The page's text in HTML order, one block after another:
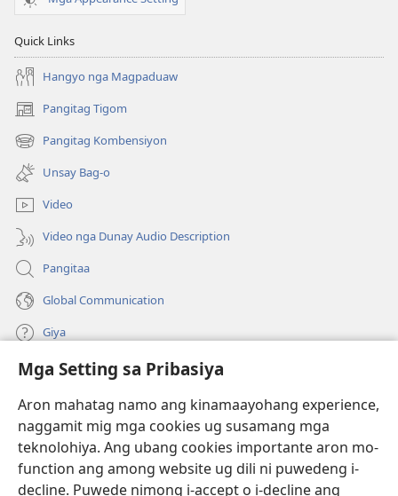
Mga Setting sa Pribasiya
Aron mahatag namo ang kinamaayohang experience,
naggamit mig mga cookies ug susamang mga
teknolohiya. Ang ubang cookies importante aron mo-
function ang among website ug dili ni puwedeng i-
decline. Puwede nimong i-accept o i-decline ang
Bibliya
Quick Links
Hangyo nga Magpaduaw
Pangitag Tigom
(mo-
open
ug
bag-
ong
window)
Pangitag Kombensiyon
(mo-
open
ug
bag-
ong
window)
Unsay Bag-o
Video
Video nga Dunay Audio Description
Pangitaa
Global Communication
Giya
Donasyon
(mo-
open
bag-
ong
window)
Watchtower ONLINE NGA LIBRARYA
(mo-
open
ug
bag-
JW Hub
(mo-
open